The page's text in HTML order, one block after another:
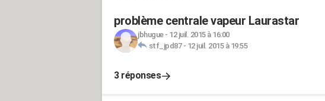
problème centrale vapeur Laurastar
jbhugue- 12 juil. 2015 à 16:00
stf_jpd87- 12 juil. 2015 à 19:55
3 réponses